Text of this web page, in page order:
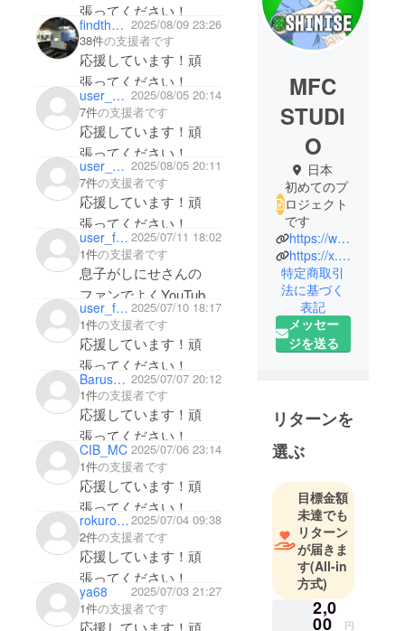
張ってください！
findtheblue 2025/08/09 23:26
38件の支援者です
応援しています！頑
張ってください！
user_d0b9dd3646f4 2025/08/05 20:14
7件の支援者です
応援しています！頑
張ってください！
user_d0b9dd3646f4 2025/08/05 20:11
7件の支援者です
応援しています！頑
張ってください！
user_f4395148f384 2025/07/11 18:02
1件の支援者です
息子がしにせさんの
ファンでよくYouTube
見てます。しにせさん
のゲームをプレイして
るというのでヒカキン
さんを知りました
笑 光和電鉄も楽し
かったです。今回も楽
しみです。
user_fdc9da358bb4 2025/07/10 18:17
1件の支援者です
応援しています！頑
張ってください！
Barusubar 2025/07/07 20:12
1件の支援者です
応援しています！頑
張ってください！
CIB_MC 2025/07/06 23:14
1件の支援者です
応援しています！頑
張ってください！
rokurokuyon2025/07/04 09:38
2件の支援者です
応援しています！頑
張ってください！
ya68
2025/07/03 21:27
1件の支援者です
応援しています！頑
MFC
STUDI
O
日本
初めてのプ
ロジェクト
です
https://www.youtube.com/@shinise
https://x.com/Shinise3
特定商取引
法に基づく
表記
メッセー
ジを送る
リターンを
選ぶ
目標金額
未達でも
リターン
が届きま
す(All-in
方式)
2,0
00 円